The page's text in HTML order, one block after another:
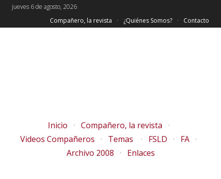
jueves 6 de agosto, 2026
Compañero, la revista
¿Quiénes Somos? Contacto
Inicio
Compañero, la revista
Videos Compañeros
Temas FSLD
FA
Archivo 2008
Enlaces